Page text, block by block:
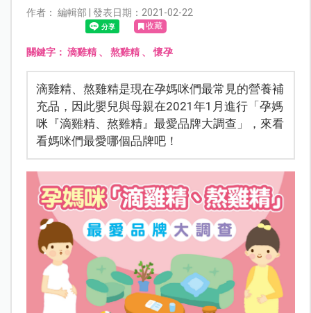
作者： 編輯部 | 發表日期：2021-02-22
收藏
關鍵字： 滴雞精、 熬雞精、懷孕
滴雞精、熬雞精是現在孕媽咪們最常見的營養補
充品，因此嬰兒與母親在2021年1月進行「孕媽
咪『滴雞精、熬雞精』最愛品牌大調查」，來看
看媽咪們最愛哪個品牌吧！